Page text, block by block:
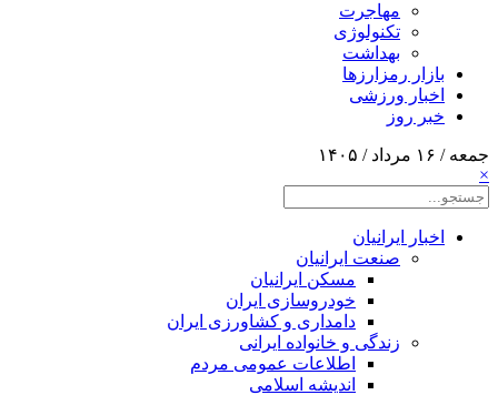
مهاجرت
تکنولوژی
بهداشت
بازار رمزارزها
اخبار ورزشی
خبر روز
جمعه / ۱۶ مرداد / ۱۴۰۵
×
اخبار ایرانیان
صنعت ایرانیان
مسکن ایرانیان
خودروسازی ایران
دامداری و کشاورزی ایران
زندگی و خانواده ایرانی
اطلاعات عمومی مردم
اندیشه اسلامی